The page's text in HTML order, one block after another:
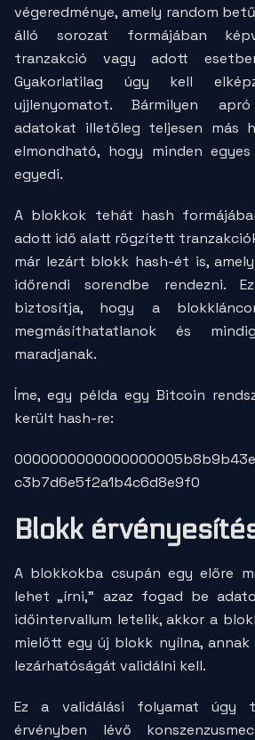
végeredménye, amely random
álló sorozat formájában
tranzakció vagy adott
Gyakorlatilag úgy kell
ujjlenyomatot. Bármilyen
adatokat illetőleg teljesen más
elmondható, hogy minden
egyedi.
A blokkok tehát hash
adott idő alatt rögzített
már lezárt blokk hash-ét is,
időrendi sorendbe rendezni.
biztosítja, hogy a
megmásíthatatlanok és
maradjanak.
Íme, egy példa egy Bitcoin
került hash-re:
c3b7d6e5f2a1b4c6d8e9f0
Blokk
A blokkokba csupán egy előre
lehet „írni,” azaz fogad be
időintervallum letelik, akkor a
mielőtt egy új blokk nyílna,
lezárhatóságát validálni kell.
Ez a validálási folyamat úgy
érvényben lévő